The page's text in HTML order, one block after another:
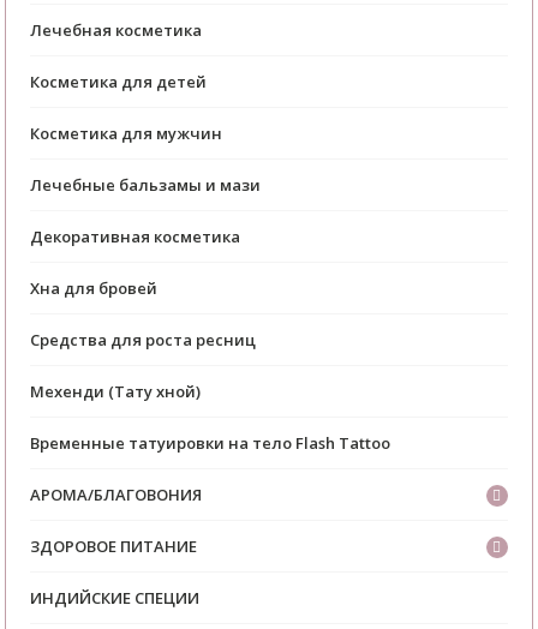
Лечебная косметика
Косметика для детей
Косметика для мужчин
Лечебные бальзамы и мази
Декоративная косметика
Хна для бровей
Средства для роста ресниц
Мехенди (Тату хной)
Временные татуировки на тело Flash Tattoo
АРОМА/БЛАГОВОНИЯ
ЗДОРОВОЕ ПИТАНИЕ
ИНДИЙСКИЕ СПЕЦИИ